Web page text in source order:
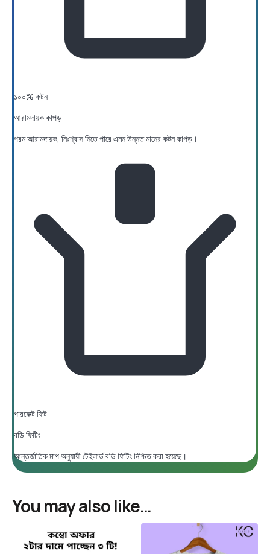
১০০% কটন
আরামদায়ক কাপড়
পরম আরামদায়ক, নিঃশ্বাস নিতে পারে এমন উন্নত মানের কটন কাপড়।
পারফেক্ট ফিট
বডি ফিটিং
আন্তর্জাতিক মাপ অনুযায়ী টেইলার্ড বডি ফিটিং নিশ্চিত করা হয়েছে।
You may also like…